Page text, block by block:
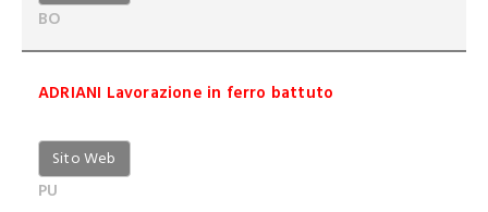
BO
ADRIANI Lavorazione in ferro battuto
Sito Web
PU